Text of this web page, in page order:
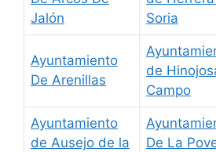
Jalón
Soria
Ayuntamiento
De Arenillas
de
Campo
Ayuntamiento
de Ausejo de la
De La